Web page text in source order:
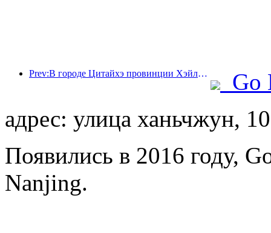
Prev:В городе Цитайхэ провинции Хэйлунцзян впервые в стране был издан нормативный акт, регулирующий индустрию льда и снега, который поощряет интеграцию искусственного интеллекта и видов спорта на льду и снегу.
Go
адрес: улица ханьчжун,
Появились в 2016 году,
Nanjing.